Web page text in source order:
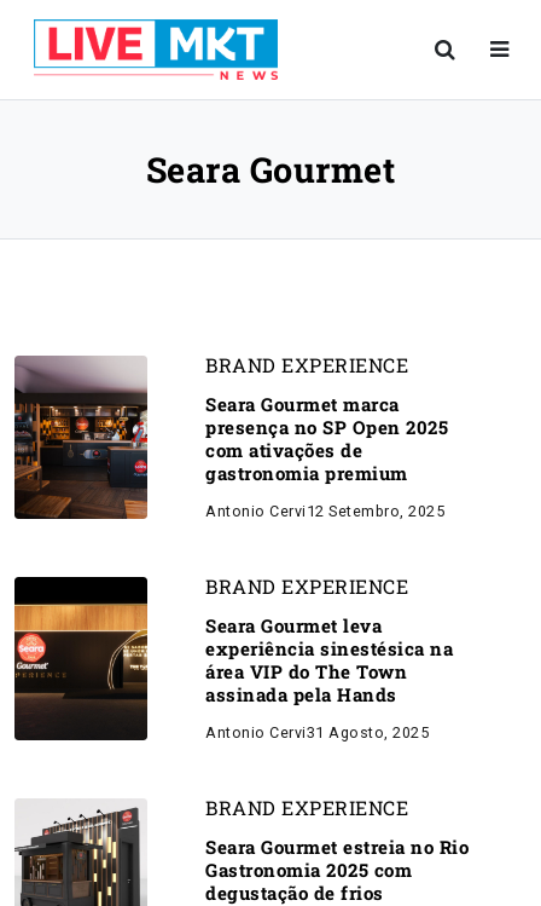
Seara Gourmet
BRAND EXPERIENCE
Seara Gourmet marca
presença no SP Open 2025
com ativações de
gastronomia premium
Antonio Cervi 12 Setembro, 2025
BRAND EXPERIENCE
Seara Gourmet leva
experiência sinestésica na
área VIP do The Town
assinada pela Hands
Antonio Cervi31 Agosto, 2025
BRAND EXPERIENCE
Seara Gourmet estreia no Rio
Gastronomia 2025 com
degustação de frios